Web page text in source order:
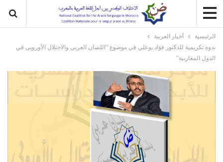
الرئيسية
أخبار العربية
ندوة تكريمية للدكتور فؤاد بوعلي في موضوع “اللسان العربي والاحتلال الأوروبي في
الدول المغاربية”